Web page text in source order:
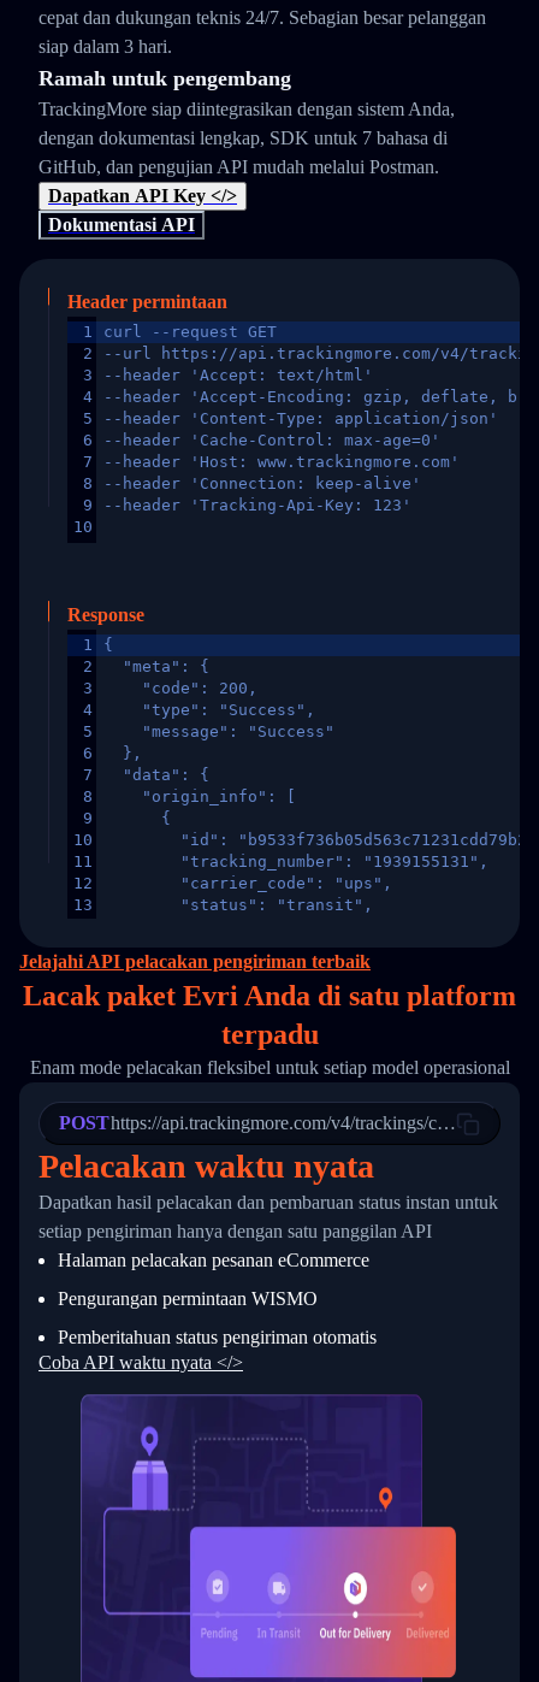
cepat dan dukungan teknis 24/7. Sebagian besar pelanggan
siap dalam 3 hari.
Ramah untuk pengembang
TrackingMore siap diintegrasikan dengan sistem Anda,
dengan dokumentasi lengkap, SDK untuk 7 bahasa di
GitHub, dan pengujian API mudah melalui Postman.
Dapatkan API Key </>
Dokumentasi API
Header permintaan
1
2
3
4
5
6
7
8
9
10
curl --request GET
--url https://api.trackingmore.com/v4/trackings/
--header 'Accept: text/html'
--header 'Accept-Encoding: gzip, deflate,
--header 'Content-Type: application/json'
--header 'Cache-Control: max-age=0'
--header 'Host: www.trackingmore.com'
--header 'Connection: keep-alive'
--header 'Tracking-Api-Key: 123'
Response
1
2
3
4
5
6
7
8
9
10
11
12
13
16
17
21
22
23
24
25
27
28
29
31
33
34
{
  "meta": {
    "code": 200,
    "type": "Success",
    "message": "Success"
  },
  "data": {
    "origin_info": [
      {
"id":
        "tracking_number": "1939155131",
        "carrier_code": "ups",
        "status": "transit",
        "itemTimeLength": 2,
        "weblink": "",
        "phone": null,
        "trackinfo": [
          {
            "Date": "2017-03-08 04: 22: 00",
"StatusDescription": "Departed
"Details": "Departed Facility
          },
          {
            "Date": "2017-03-06 15:28:00",
"StatusDescription": "Shipment
"Details": "BEIJING-
          }
        ]
      }
  }
}
Jelajahi API pelacakan pengiriman terbaik
Lacak paket Evri Anda di satu platform
terpadu
Enam mode pelacakan fleksibel untuk setiap model operasional
POSThttps://api.trackingmore.com/v4/trackings/create
Pelacakan waktu nyata
Dapatkan hasil pelacakan dan pembaruan status instan untuk
setiap pengiriman hanya dengan satu panggilan API
Halaman pelacakan pesanan eCommerce
Pengurangan permintaan WISMO
Pemberitahuan status pengiriman otomatis
Coba API waktu nyata </>